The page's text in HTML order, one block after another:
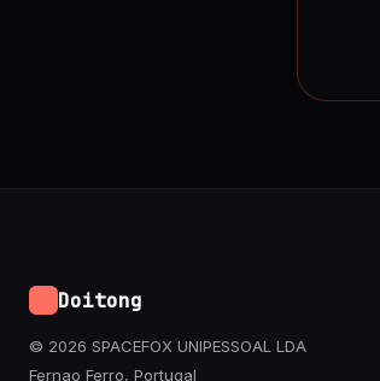
Doitong
© 2026 SPACEFOX UNIPESSOAL LDA
Fernao Ferro, Portugal